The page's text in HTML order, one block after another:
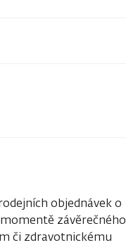
objednávek o
závěrečného
či zdravotnickému